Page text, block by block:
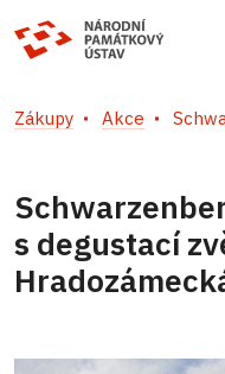
Zákupy Akce
s degustací